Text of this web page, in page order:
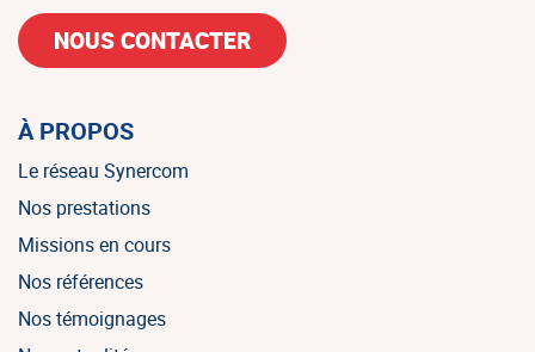
NOUS CONTACTER
À PROPOS
Le réseau Synercom
Nos prestations
Missions en cours
Nos références
Nos témoignages